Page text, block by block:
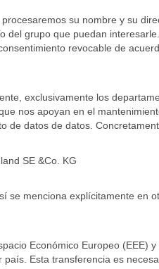
su nombre y su
del grupo que puedan interesarle.
revocable de
exclusivamente los
nos apoyan en el
de datos de datos.
SE &Co. KG
se menciona explícitamente en
Económico Europeo
Esta transferencia es